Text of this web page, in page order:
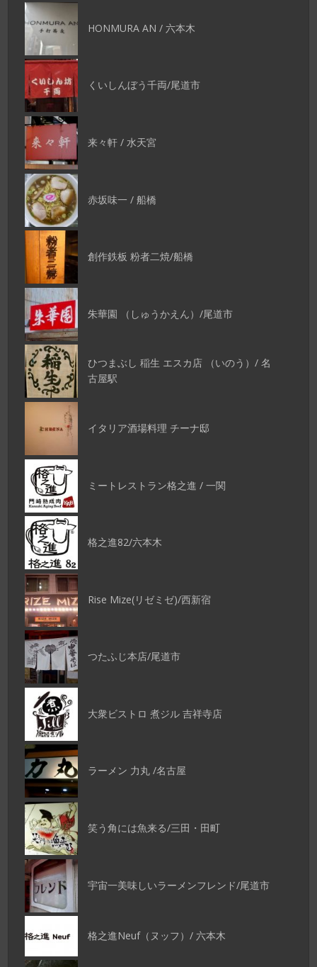
HONMURA AN / 六本木
くいしんぼう千両/尾道市
来々軒 / 水天宮
赤坂味一 / 船橋
創作鉄板 粉者二焼/船橋
朱華園 （しゅうかえん）/尾道市
ひつまぶし 稲生 エスカ店 （いのう）/ 名
古屋駅
イタリア酒場料理 チーナ邸
ミートレストラン格之進 / 一関
格之進82/六本木
Rise Mize(リゼミゼ)/西新宿
つたふじ本店/尾道市
大衆ビストロ 煮ジル 吉祥寺店
ラーメン 力丸 /名古屋
笑う角には魚来る/三田・田町
宇宙一美味しいラーメンフレンド/尾道市
格之進Neuf（ヌッフ）/ 六本木